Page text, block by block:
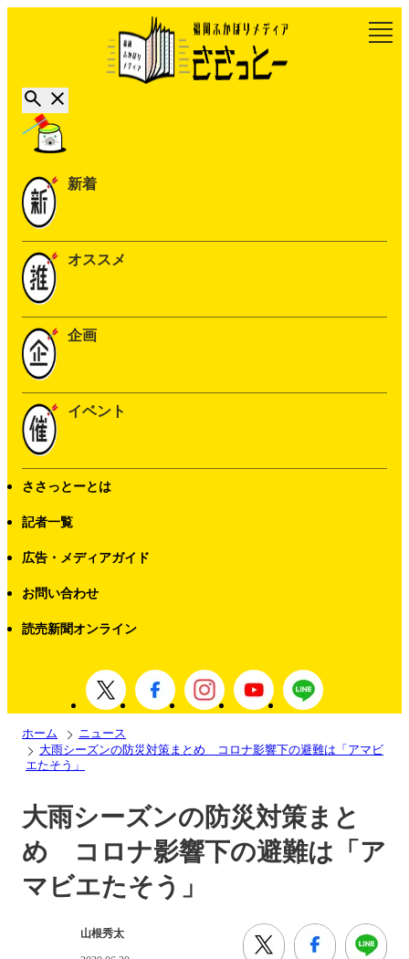
新着
オススメ
企画
イベント
ささっとーとは
記者一覧
広告・メディアガイド
お問い合わせ
読売新聞オンライン
ホーム
ニュース
大雨シーズンの防災対策まとめ コロナ影響下の避難は「アマビ
エたそう」
大雨シーズンの防災対策まと
め コロナ影響下の避難は「ア
マビエたそう」
山根秀太